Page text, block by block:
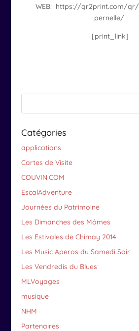
WEB: https://qr2print.com/qr/
pernelle/
[print_link]
Catégories
applications
Cartes de Visite
COUVIN.COM
EscalAdventure
Journées du Patrimoine
Les Dimanches des Mômes
Les Estivales de Chimay 2014
Les Music Aperos du Samedi Soir
Les Vendredis du Blues
MLVoyages
musique
NHM
Partenaires